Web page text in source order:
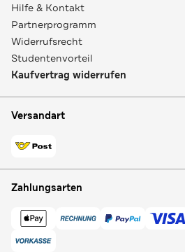
Hilfe & Kontakt
Partnerprogramm
Widerrufsrecht
Studentenvorteil
Kaufvertrag widerrufen
Versandart
Zahlungsarten